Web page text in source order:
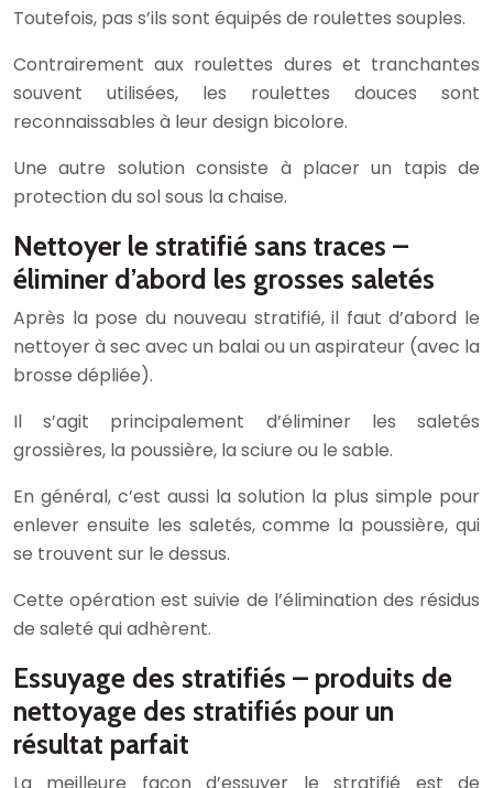
Toutefois, pas s’ils sont équipés de roulettes souples.
Contrairement aux roulettes dures et tranchantes
souvent utilisées, les roulettes douces sont
reconnaissables à leur design bicolore.
Une autre solution consiste à placer un tapis de
protection du sol sous la chaise.
Nettoyer le stratifié sans traces –
éliminer d’abord les grosses saletés
Après la pose du nouveau stratifié, il faut d’abord le
nettoyer à sec avec un balai ou un aspirateur (avec la
brosse dépliée).
Il s’agit principalement d’éliminer les saletés
grossières, la poussière, la sciure ou le sable.
En général, c’est aussi la solution la plus simple pour
enlever ensuite les saletés, comme la poussière, qui
se trouvent sur le dessus.
Cette opération est suivie de l’élimination des résidus
de saleté qui adhèrent.
Essuyage des stratifiés – produits de
nettoyage des stratifiés pour un
résultat parfait